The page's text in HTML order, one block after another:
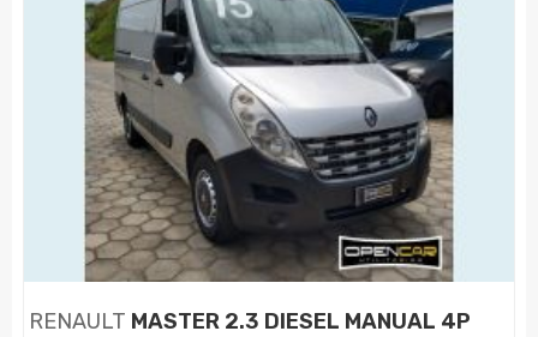
RENAULT MASTER 2.3 DIESEL MANUAL 4P